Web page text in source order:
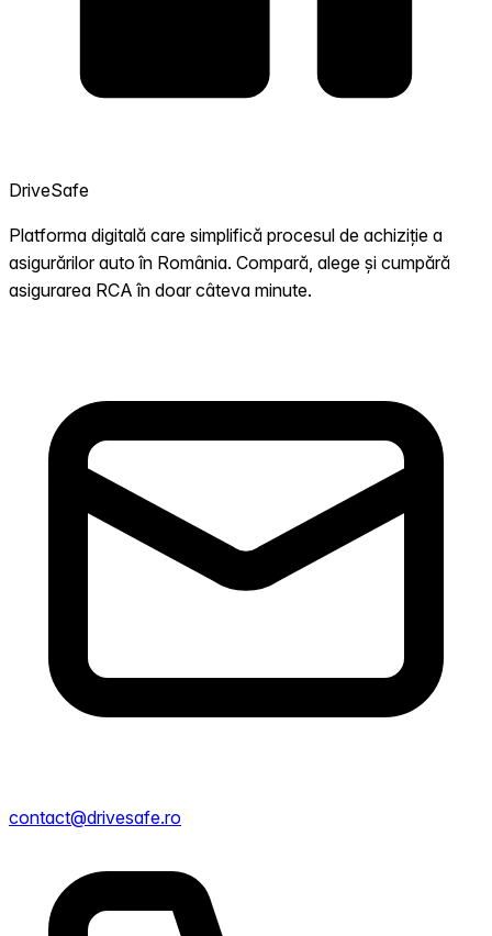
DriveSafe
Platforma digitală care simplifică procesul de achiziție a
asigurărilor auto în România. Compară, alege și cumpără
asigurarea RCA în doar câteva minute.
contact@drivesafe.ro